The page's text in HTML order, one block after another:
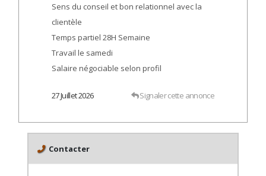
Sens du conseil et bon relationnel avec la
clientèle
Temps partiel 28H Semaine
Travail le samedi
Salaire négociable selon profil
27 Juillet 2026 Signaler cette annonce
Contacter